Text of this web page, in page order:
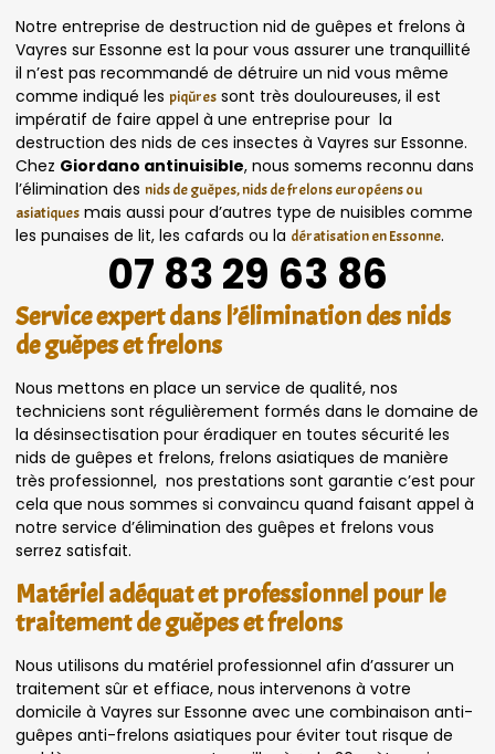
Notre entreprise de destruction nid de guêpes et frelons à
Vayres sur Essonne est la pour vous assurer une tranquillité
il n’est pas recommandé de détruire un nid vous même
comme indiqué les piqûres sont très douloureuses, il est
impératif de faire appel à une entreprise pour la
destruction des nids de ces insectes à Vayres sur Essonne.
Chez Giordano antinuisible, nous somems reconnu dans
l’élimination des nids de guêpes, nids de frelons européens ou
asiatiques mais aussi pour d’autres type de nuisibles comme
les punaises de lit, les cafards ou la dératisation en Essonne.
07 83 29 63 86
Service expert dans l’élimination des nids
de guêpes et frelons
Nous mettons en place un service de qualité, nos
techniciens sont régulièrement formés dans le domaine de
la désinsectisation pour éradiquer en toutes sécurité les
nids de guêpes et frelons, frelons asiatiques de manière
très professionnel, nos prestations sont garantie c’est pour
cela que nous sommes si convaincu quand faisant appel à
notre service d’élimination des guêpes et frelons vous
serrez satisfait.
Matériel adéquat et professionnel pour le
traitement de guêpes et frelons
Nous utilisons du matériel professionnel afin d’assurer un
traitement sûr et effiace, nous intervenons à votre
domicile à Vayres sur Essonne avec une combinaison anti-
guêpes anti-frelons asiatiques pour éviter tout risque de